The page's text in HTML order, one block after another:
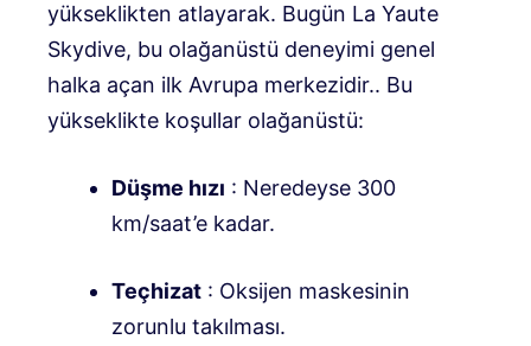
yükseklikten atlayarak. Bugün La Yaute
Skydive, bu olağanüstü deneyimi genel
halka açan ilk Avrupa merkezidir.. Bu
yükseklikte koşullar olağanüstü:
Düşme hızı : Neredeyse 300
km/saat’e kadar.
Teçhizat : Oksijen maskesinin
zorunlu takılması.